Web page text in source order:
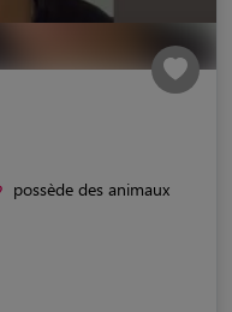
possède des animaux